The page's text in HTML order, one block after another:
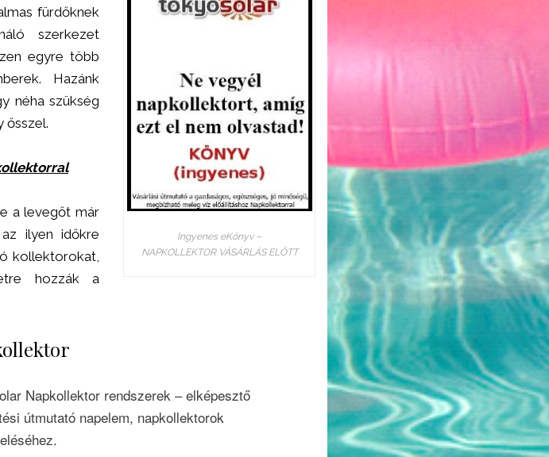
Ingyenes eKönyv –
NAPKOLLEKTOR VÁSÁRLÁS ELŐTT
fürdőknek
szerkezet
egyre több
Hazánk
néha szükség
ősszel.
a levegőt már
ilyen időkre
kollektorokat,
hozzák a
Napkollektor rendszerek – elképesztő
útmutató napelem, napkollektorok